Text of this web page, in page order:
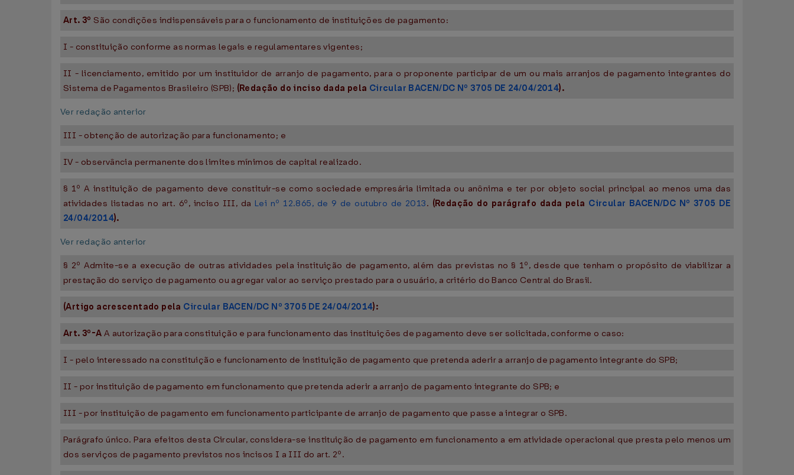
Art. 3º São condições indispensáveis para o funcionamento de instituições de pagamento:
I - constituição conforme as normas legais e regulamentares vigentes;
II - licenciamento, emitido por um instituidor de arranjo de pagamento, para o proponente participar de um ou mais arranjos de pagamento integrantes do
Sistema de Pagamentos Brasileiro (SPB); (Redação do inciso dada pela Circular BACEN/DC Nº 3705 DE 24/04/2014).
Ver redação anterior
III - obtenção de autorização para funcionamento; e
IV - observância permanente dos limites mínimos de capital realizado.
§ 1º A instituição de pagamento deve constituir-se como sociedade empresária limitada ou anônima e ter por objeto social principal ao menos uma das
atividades listadas no art. 6º, inciso III, da Lei nº 12.865, de 9 de outubro de 2013. (Redação do parágrafo dada pela Circular BACEN/DC Nº 3705 DE
24/04/2014).
Ver redação anterior
§ 2º Admite-se a execução de outras atividades pela instituição de pagamento, além das previstas no § 1º, desde que tenham o propósito de viabilizar a
prestação do serviço de pagamento ou agregar valor ao serviço prestado para o usuário, a critério do Banco Central do Brasil.
(Artigo acrescentado pela Circular BACEN/DC Nº 3705 DE 24/04/2014):
Art. 3º-A A autorização para constituição e para funcionamento das instituições de pagamento deve ser solicitada, conforme o caso:
I - pelo interessado na constituição e funcionamento de instituição de pagamento que pretenda aderir a arranjo de pagamento integrante do SPB;
II - por instituição de pagamento em funcionamento que pretenda aderir a arranjo de pagamento integrante do SPB; e
III - por instituição de pagamento em funcionamento participante de arranjo de pagamento que passe a integrar o SPB.
Parágrafo único. Para efeitos desta Circular, considera-se instituição de pagamento em funcionamento a em atividade operacional que presta pelo menos um
dos serviços de pagamento previstos nos incisos I a III do art. 2º.